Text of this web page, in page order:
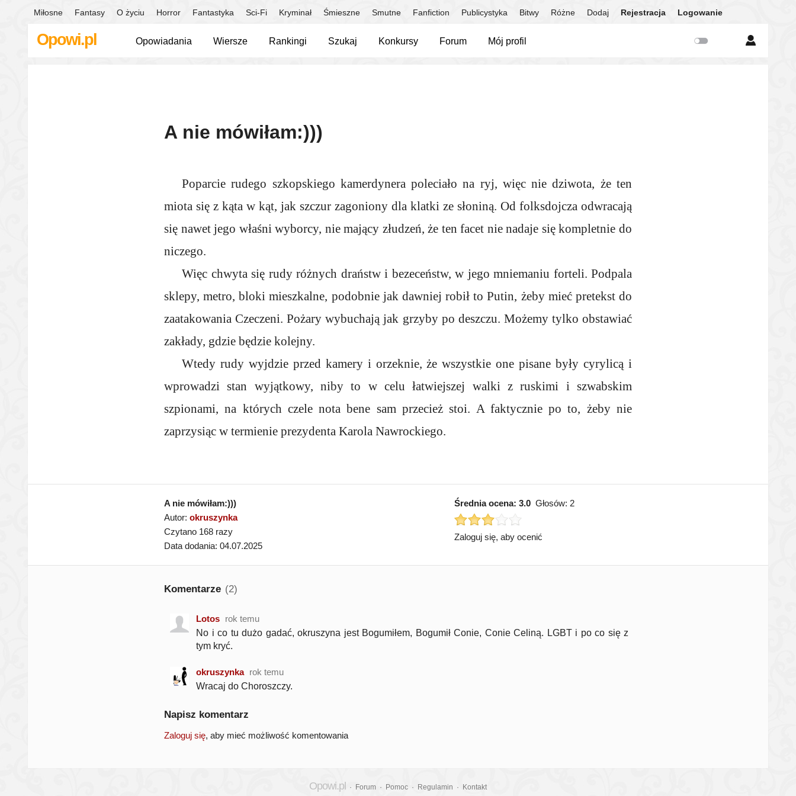
Miłosne Fantasy O życiu Horror Fantastyka Sci-Fi Kryminał Śmieszne Smutne Fanfiction Publicystyka Bitwy Różne Dodaj Rejestracja Logowanie
Opowi.pl Opowiadania Wiersze Rankingi Szukaj Konkursy Forum Mój profil
A nie mówiłam:)))
Poparcie rudego szkopskiego kamerdynera poleciało na ryj, więc nie dziwota, że ten
miota się z kąta w kąt, jak szczur zagoniony dla klatki ze słoniną. Od folksdojcza odwracają
się nawet jego właśni wyborcy, nie mający złudzeń, że ten facet nie nadaje się kompletnie do
niczego.
Więc chwyta się rudy różnych draństw i bezeceństw, w jego mniemaniu forteli. Podpala
sklepy, metro, bloki mieszkalne, podobnie jak dawniej robił to Putin, żeby mieć pretekst do
zaatakowania Czeczeni. Pożary wybuchają jak grzyby po deszczu. Możemy tylko obstawiać
zakłady, gdzie będzie kolejny.
Wtedy rudy wyjdzie przed kamery i orzeknie, że wszystkie one pisane były cyrylicą i
wprowadzi stan wyjątkowy, niby to w celu łatwiejszej walki z ruskimi i szwabskim
szpionami, na których czele nota bene sam przecież stoi. A faktycznie po to, żeby nie
zaprzysiąc w termienie prezydenta Karola Nawrockiego.
A nie mówiłam:)))
Autor: okruszynka
Czytano 168 razy
Data dodania: 04.07.2025
Średnia ocena: 3.0 Głosów: 2
Zaloguj się, aby ocenić
Komentarze (2)
Lotos rok temu
No i co tu dużo gadać, okruszyna jest Bogumiłem, Bogumił Conie, Conie Celiną. LGBT i po co się z
tym kryć.
okruszynka rok temu
Wracaj do Choroszczy.
Napisz komentarz
Zaloguj się, aby mieć możliwość komentowania
Opowi.pl · Forum · Pomoc · Regulamin · Kontakt